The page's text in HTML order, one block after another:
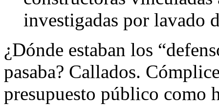
investigadas por lavado
¿Dónde estaban los
pasaba? Callados.
presupuesto público como